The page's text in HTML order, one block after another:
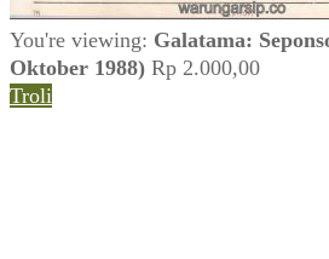
You're viewing: Galatama:
Oktober 1988) Rp 2.000,00
Troli